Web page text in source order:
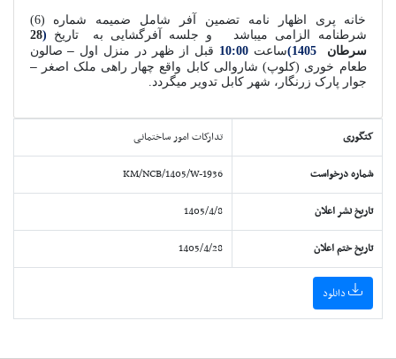
خانه پری اظهار نامه تضمین آفر شامل ضمیمه شماره (6)
شرطنامه الزامی میباشد
و جلسه آفرگشایی به تاریخ (
28
سرطان 1405) ساعت10:00 قبل از ظهر در منزل اول –صالون
طعام خوری (کلوپ) شاروالی کابل واقع چهار راهی ملک اصغر–
جوار پارک زرنگار، شهر کابل تدویر میگردد.
کتگوری تدارکات امور ساختمانی
شماره درخواست KM/NCB/1405/W-1936
تاریخ نشر اعلان 1405/4/8
تاریخ ختم اعلان 1405/4/28